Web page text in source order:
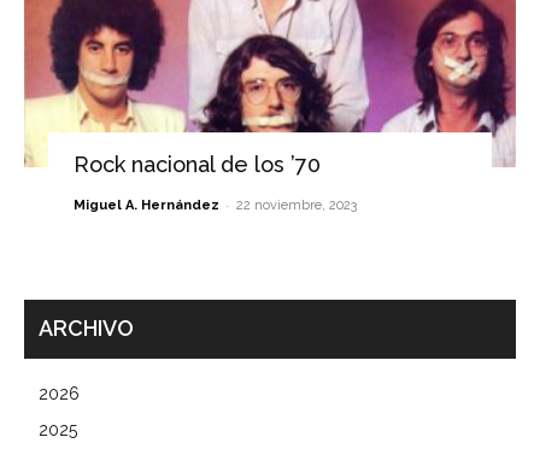
Rock nacional de los ’70
Miguel A. Hernández - 22 noviembre, 2023
ARCHIVO
2026
2025